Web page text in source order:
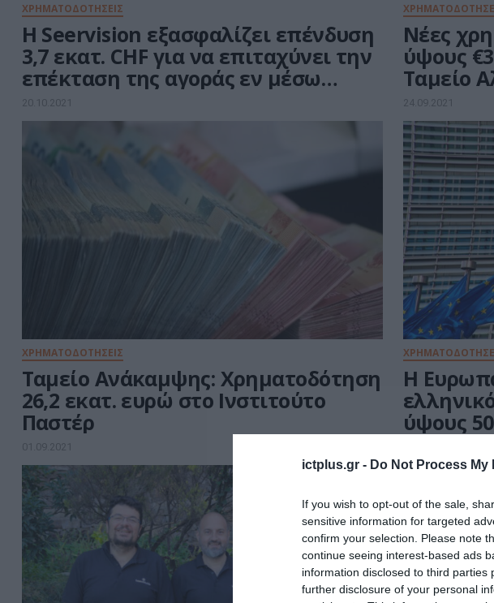
ictplus.gr - Do Not Process
If you wish to opt-out of the sale,
sensitive information for targeted
confirm your selection. Please note
continue seeing interest-based ads
information disclosed to third
further disclosure of your personal
ΧΡΗΜΑΤΟΔΟΤΗΣΕΙΣ
Η Seervision εξασφαλίζει επένδυση
3,7 εκατ. CHF για να επιταχύνει την
επέκταση της αγοράς εν μέσω
αυξημένης ζήτησης για υβριδικές
εκδηλώσεις
20.10.2021
Νέες
ύψους
Ταμείο
24.09.2021
ΧΡΗΜΑΤΟΔΟΤΗΣΕΙΣ
Ταμείο Ανάκαμψης: Χρηματοδότηση
26,2 εκατ. ευρώ στο Ινστιτούτο
Παστέρ
01.09.2021
Η
ύψους